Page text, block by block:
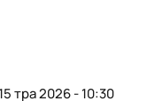
тра 2026 - 10:30